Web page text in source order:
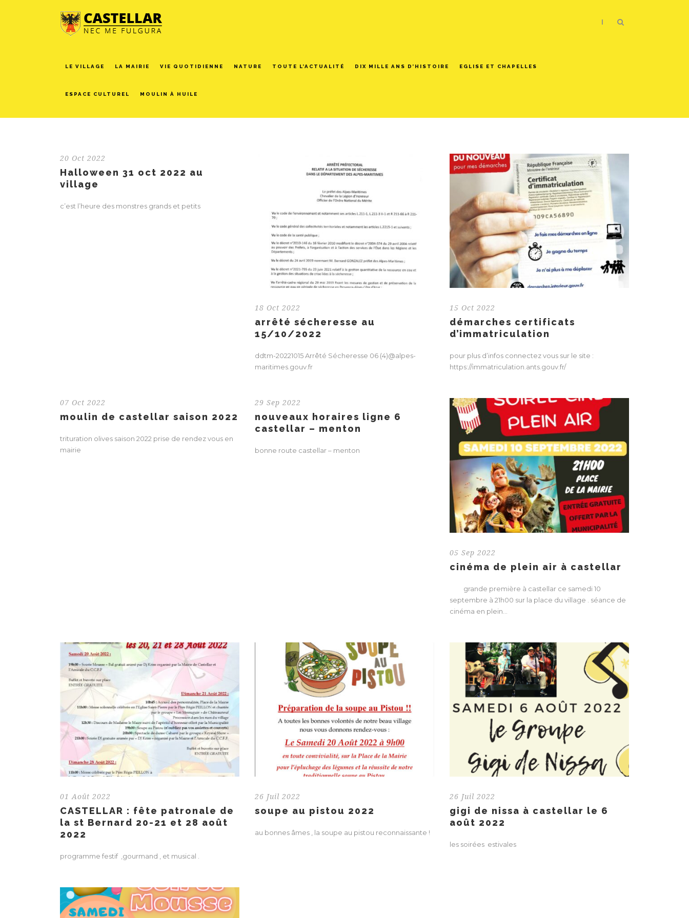
LE VILLAGE LA MAIRIE VIE QUOTIDIENNE NATURE TOUTE L’ACTUALITÉ DIX MILLE ANS D’HISTOIRE EGLISE ET CHAPELLES
ESPACE CULTUREL MOULIN À HUILE
|
20 Oct 2022
Halloween 31 oct 2022 au
village
c’est l’heure des monstres grands et petits
18 Oct 2022
arrêté sécheresse au
15/10/2022
ddtm-20221015 Arrêté Sécheresse 06 (4)@alpes-
maritimes.gouv.fr
15 Oct 2022
démarches certificats
d’immatriculation
pour plus d’infos connectez vous sur le site :
https://immatriculation.ants.gouv.fr/
07 Oct 2022
moulin de castellar saison 2022
trituration olives saison 2022 prise de rendez vous en
mairie
29 Sep 2022
nouveaux horaires ligne 6
castellar – menton
bonne route castellar – menton
05 Sep 2022
cinéma de plein air à castellar
grande première à castellar ce samedi 10
septembre à 21h00 sur la place du village . séance de
cinéma en plein...
01 Août 2022
CASTELLAR : fête patronale de
la st Bernard 20-21 et 28 août
2022
programme festif ,gourmand , et musical .
26 Juil 2022
soupe au pistou 2022
au bonnes âmes , la soupe au pistou reconnaissante !
26 Juil 2022
gigi de nissa à castellar le 6
août 2022
les soirées estivales